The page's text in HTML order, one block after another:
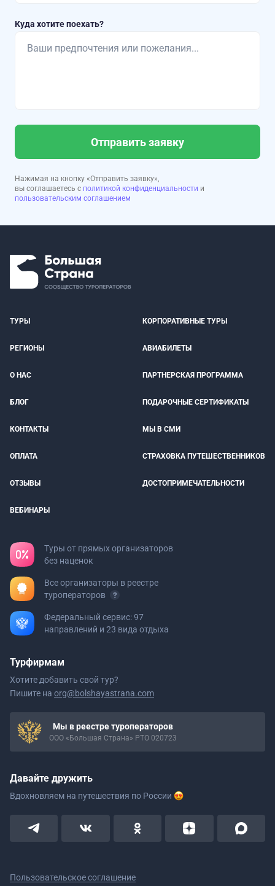
Куда хотите поехать?
Отправить заявку
Нажимая на кнопку «Отправить заявку»,
вы соглашаетесь с политикой конфиденциальности и
пользовательским соглашением
ТУРЫ КОРПОРАТИВНЫЕ ТУРЫ
РЕГИОНЫ АВИАБИЛЕТЫ
О НАС ПАРТНЕРСКАЯ ПРОГРАММА
БЛОГ ПОДАРОЧНЫЕ СЕРТИФИКАТЫ
КОНТАКТЫ МЫ В СМИ
ОПЛАТА СТРАХОВКА ПУТЕШЕСТВЕННИКОВ
ОТЗЫВЫ ДОСТОПРИМЕЧАТЕЛЬНОСТИ
ВЕБИНАРЫ
Туры от прямых организаторов
без наценок
Все организаторы в реестре
туроператоров
Федеральный сервис: 97
направлений и 23 вида отдыха
Турфирмам
Хотите добавить свой тур?
Пишите на org@bolshayastrana.com
Мы в реестре туроператоров
ООО «Большая Страна» РТО 020723
Давайте дружить
Вдохновляем на путешествия по России
Пользовательское соглашение